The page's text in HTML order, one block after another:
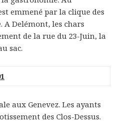
emmené par la clique des
A Delémont, les chars
de la rue du 23-Juin, la
sac.
aux Genevez. Les ayants
des Clos-Dessus.